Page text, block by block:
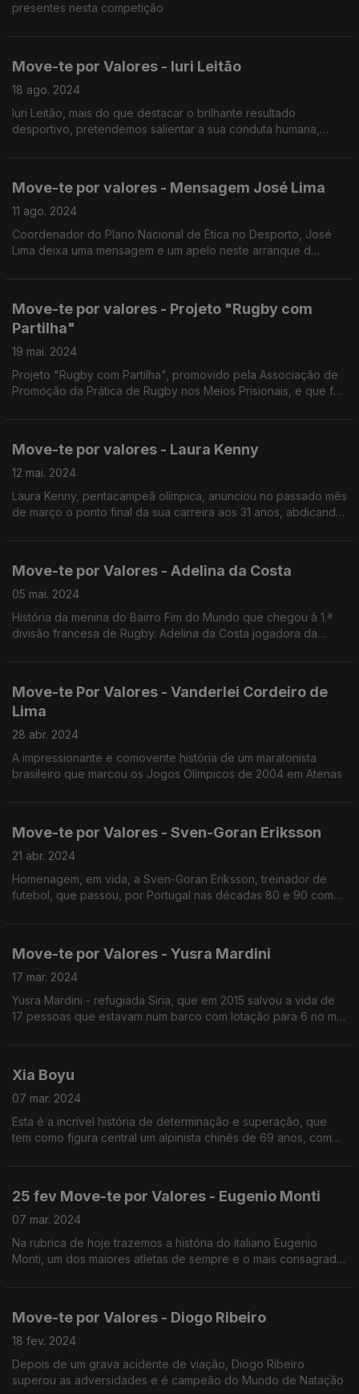
presentes nesta competição
Move-te por Valores - Iuri Leitão
18 ago. 2024
Iuri Leitão, mais do que destacar o brilhante resultado
desportivo, pretendemos salientar a sua conduta humana,
Move-te por valores - Mensagem José Lima
11 ago. 2024
Coordenador do Plano Nacional de Ética no Desporto, José
Lima deixa uma mensagem e um apelo neste arranque d
Move-te por valores - Projeto "Rugby com
Partilha"
19 mai. 2024
Projeto "Rugby com Partilha", promovido pela Associação de
Promoção da Prática de Rugby nos Meios Prisionais, e que foi
Move-te por valores - Laura Kenny
12 mai. 2024
Laura Kenny, pentacampeã olímpica, anunciou no passado mês
de março o ponto final da sua carreira aos 31 anos, abdicando
Move-te por Valores - Adelina da Costa
05 mai. 2024
História da menina do Bairro Fim do Mundo que chegou à 1.ª
divisão francesa de Rugby. Adelina da Costa jogadora da
Move-te Por Valores - Vanderlei Cordeiro de
Lima
28 abr. 2024
A impressionante e comovente história de um maratonista
brasileiro que marcou os Jogos Olímpicos de 2004 em Atenas
Move-te por Valores - Sven-Goran Eriksson
21 abr. 2024
Homenagem, em vida, a Sven-Goran Eriksson, treinador de
futebol, que passou, por Portugal nas décadas 80 e 90 como
Move-te por Valores - Yusra Mardini
17 mar. 2024
Yusra Mardini - refugiada Siria, que em 2015 salvou a vida de
17 pessoas que estavam num barco com lotação para 6 no mar
Xia Boyu
07 mar. 2024
Esta é a incrível história de determinação e superação, que
tem como figura central um alpinista chinês de 69 anos, com
25 fev Move-te por Valores - Eugenio Monti
07 mar. 2024
Na rubrica de hoje trazemos a história do italiano Eugenio
Monti, um dos maiores atletas de sempre e o mais consagrado
Move-te por Valores - Diogo Ribeiro
18 fev. 2024
Depois de um grava acidente de viação, Diogo Ribeiro
superou as adversidades e é campeão do Mundo de Natação